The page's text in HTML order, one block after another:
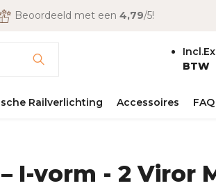
Beoordeeld met een 4,79/5!
Incl.
BTW
Railverlichting Accessoires FAQ
I-vorm - 2 Viror